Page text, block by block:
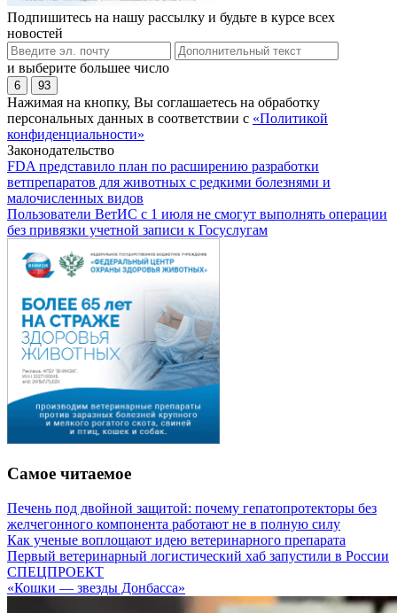
Подпишитесь на нашу рассылку и будьте в курсе всех
новостей
и выберите большее число
6 93
Нажимая на кнопку, Вы соглашаетесь на обработку
персональных данных в соответствии с «Политикой
конфиденциальности»
Законодательство
FDA представило план по расширению разработки
ветпрепаратов для животных с редкими болезнями и
малочисленных видов
Пользователи ВетИС с 1 июля не смогут выполнять операции
без привязки учетной записи к Госуслугам
Самое читаемое
Печень под двойной защитой: почему гепатопротекторы без
желчегонного компонента работают не в полную силу
Как ученые воплощают идею ветеринарного препарата
Первый ветеринарный логистический хаб запустили в России
СПЕЦПРОЕКТ
«Кошки — звезды Донбасса»